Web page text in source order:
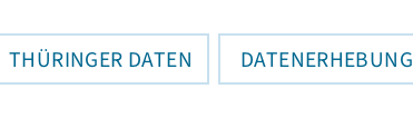
THÜRINGER DATEN DATENERHEBUNG